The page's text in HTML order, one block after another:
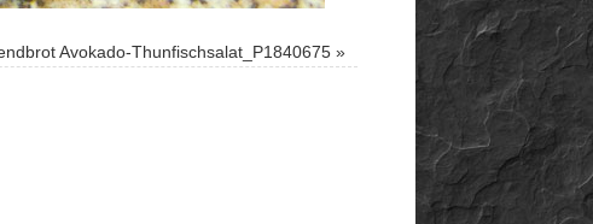
Avokado-Thunfischsalat_P1840675 »